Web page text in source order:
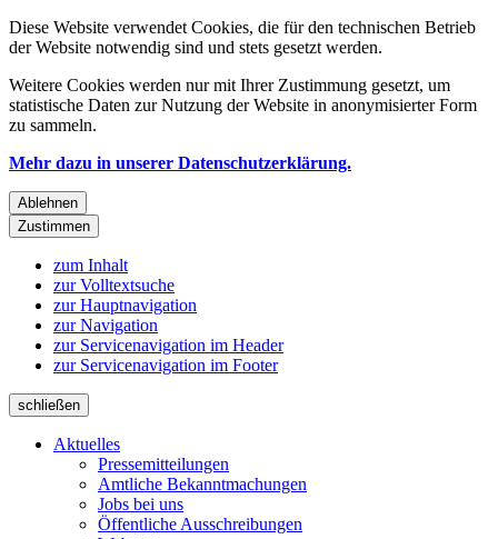
Diese Website verwendet Cookies, die für den technischen Betrieb
der Website notwendig sind und stets gesetzt werden.
Weitere Cookies werden nur mit Ihrer Zustimmung gesetzt, um
statistische Daten zur Nutzung der Website in anonymisierter Form
zu sammeln.
Mehr dazu in unserer Datenschutzerklärung.
Ablehnen
Zustimmen
zum Inhalt
zur Volltextsuche
zur Hauptnavigation
zur Navigation
zur Servicenavigation im Header
zur Servicenavigation im Footer
schließen
Aktuelles
Pressemitteilungen
Amtliche Bekanntmachungen
Jobs bei uns
Öffentliche Ausschreibungen